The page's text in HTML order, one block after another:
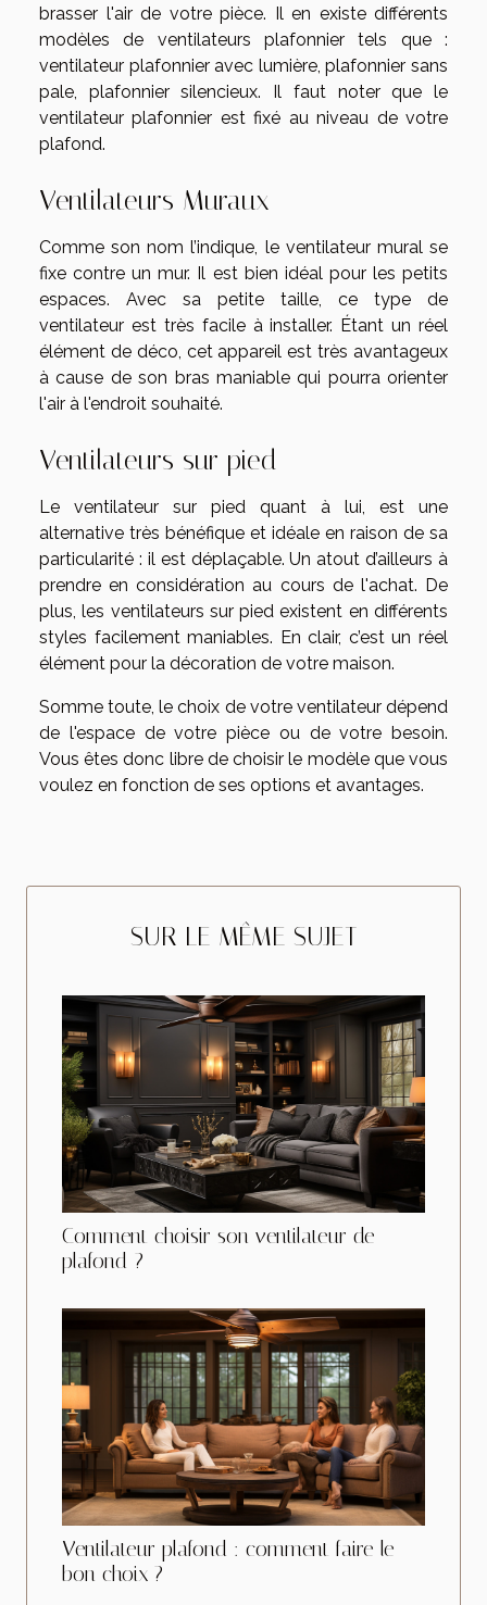
brasser l'air de votre pièce. Il en existe différents
modèles de ventilateurs plafonnier tels que :
ventilateur plafonnier avec lumière, plafonnier sans
pale, plafonnier silencieux. Il faut noter que le
ventilateur plafonnier est fixé au niveau de votre
plafond.
Ventilateurs Muraux
Comme son nom l’indique, le ventilateur mural se
fixe contre un mur. Il est bien idéal pour les petits
espaces. Avec sa petite taille, ce type de
ventilateur est très facile à installer. Étant un réel
élément de déco, cet appareil est très avantageux
à cause de son bras maniable qui pourra orienter
l'air à l'endroit souhaité.
Ventilateurs sur pied
Le ventilateur sur pied quant à lui, est une
alternative très bénéfique et idéale en raison de sa
particularité : il est déplaçable. Un atout d’ailleurs à
prendre en considération au cours de l'achat. De
plus, les ventilateurs sur pied existent en différents
styles facilement maniables. En clair, c’est un réel
élément pour la décoration de votre maison.
Somme toute, le choix de votre ventilateur dépend
de l'espace de votre pièce ou de votre besoin.
Vous êtes donc libre de choisir le modèle que vous
voulez en fonction de ses options et avantages.
SUR LE MÊME SUJET
Comment choisir son ventilateur de
plafond ?
Ventilateur plafond : comment faire le
bon choix ?